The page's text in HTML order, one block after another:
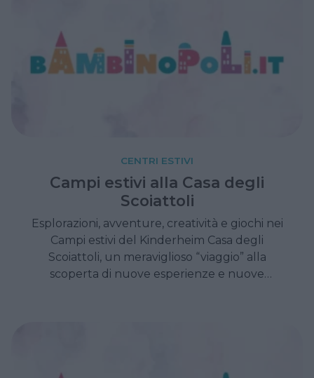
CENTRI ESTIVI
Campi estivi alla Casa degli
Scoiattoli
Esplorazioni, avventure, creatività e giochi nei
Campi estivi del Kinderheim Casa degli
Scoiattoli, un meraviglioso “viaggio” alla
scoperta di nuove esperienze e nuove